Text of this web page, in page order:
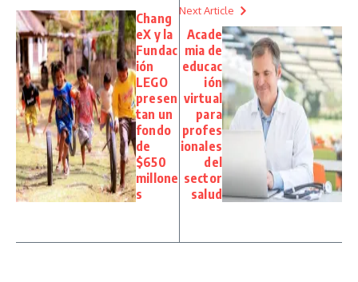
Chang
eX y la
Fundac
ión
LEGO
presen
tan un
fondo
de
$650
millone
s
Next Article
Acade
mia de
educac
ión
virtual
para
profes
ionales
del
sector
salud